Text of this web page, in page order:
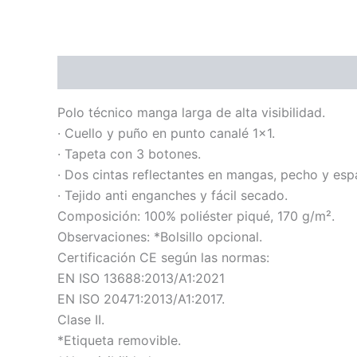
Polo técnico manga larga de alta visibilidad.
· Cuello y puño en punto canalé 1×1.
· Tapeta con 3 botones.
· Dos cintas reflectantes en mangas, pecho y
· Tejido anti enganches y fácil secado.
Composición: 100% poliéster piqué, 170 g/m².
Observaciones: *Bolsillo opcional.
Certificación CE según las normas:
EN ISO 13688:2013/A1:2021
EN ISO 20471:2013/A1:2017.
Clase II.
*Etiqueta removible.